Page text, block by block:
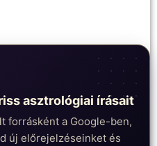
asztrológiai írásait
forrásként a Google-ben,
új előrejelzéseinket és